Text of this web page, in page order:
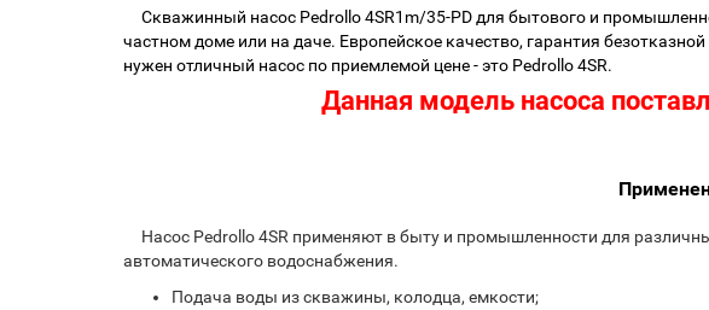
Скважинный насос Pedrollo 4SR1m/35-PD для бытового и
частном доме или на даче. Европейское качество, гарантия
нужен отличный насос по приемлемой цене - это Pedrollo 4SR.
Данная модель насоса
Насос Pedrollo 4SR применяют в быту и промышленности для
автоматического водоснабжения.
Подача воды из скважины, колодца, емкости;